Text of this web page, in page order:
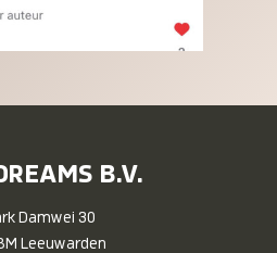
B.V.
Damwei 30
Leeuwarden